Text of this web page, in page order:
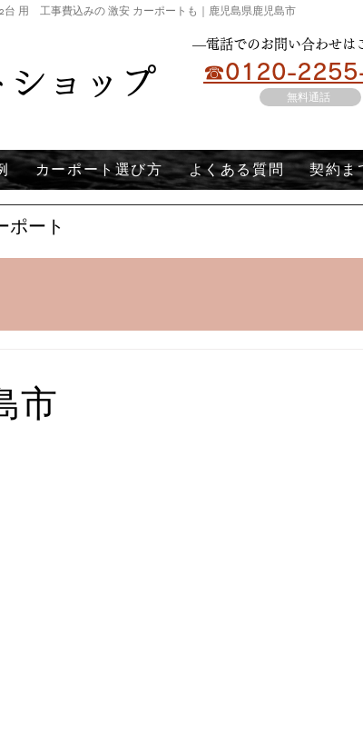
用 工事費込みの 激安 カーポートも｜鹿児島県鹿児島市
​―電話でのお問い合わせは
ショップ ☎0120-
無料通話
カーポート選び方 よくある質問 契約ま
ート
市